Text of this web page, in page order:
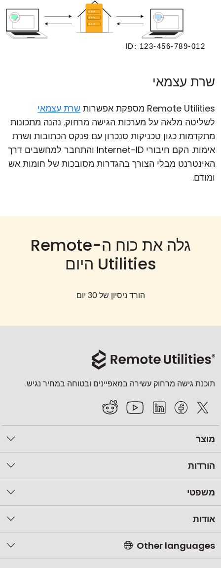
שרת עצמאי
Remote Utilities מספקת אפשרות
שרת עצמאי
לשליטה מלאה על מערכות הגישה מרחוק. נהנה מתכונות
מתקדמות כגון טכניקות סנכרון עם פנקס הכתובות ושרת
אימות. הקם חיבורי Internet-ID והתחבר למחשבים דרך
האינטרנט מבלי הצורך בהגדרות מסובכות של חומות אש
ומודם.
גלה את כוח ה-Remote
Utilities היום
הורד ניסיון של 30 יום
תוכנת גישה מרחוק עשירה במאפיינים ובטוחה במחיר נגיש.
מוצר
הורדות
משפטי
אודות
Other languages